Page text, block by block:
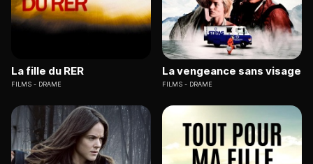
La fille du RER
FILMS DRAME
La vengeance sans visage
FILMS DRAME